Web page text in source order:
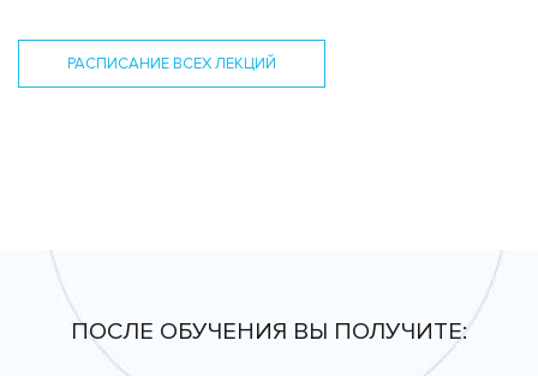
РАСПИСАНИЕ ВСЕХ ЛЕКЦИЙ
ПОСЛЕ ОБУЧЕНИЯ ВЫ ПОЛУЧИТЕ: